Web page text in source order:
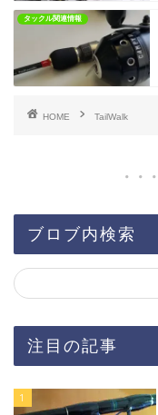
タックル関連情報
HOME TailWalk
ブロブ内検索
注目の記事
1